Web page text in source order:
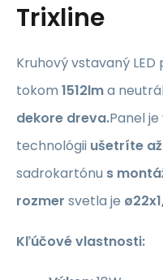
Trixline
Kruhový vstavaný LED
tokom 1512lma
dekore dreva.Panel
technológii ušetríte
sadrokartónu s
rozmer svetla je
Kľúčové vlastnosti: